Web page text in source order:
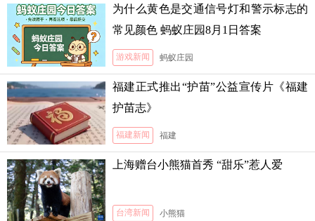
为什么黄色是交通信号灯和警示标志的
常见颜色 蚂蚁庄园8月1日答案
游戏新闻 蚂蚁庄园
福建正式推出“护苗”公益宣传片《福建
护苗志》
福建新闻 福建
上海赠台小熊猫首秀 “甜乐”惹人爱
台湾新闻 小熊猫